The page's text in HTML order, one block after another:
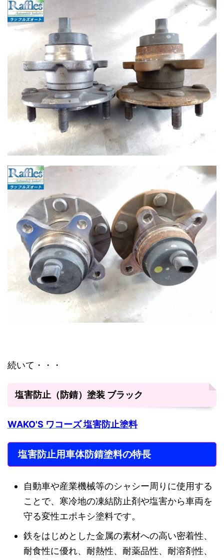
続いて・・・
塩害防止（防錆）塗装 ブラック
WAKO'S ワコーズ 塩害防止塗料
塩害防止用車体防錆塗料の特長
自動車や産業機械等のシャシー周りに使用する
ことで、寒冷地の凍結防止剤や塩害から車両を
守る変性エポキシ塗料です。
鉄をはじめとした金属の素材への高い密着性、
耐食性に優れ、耐熱性、耐薬品性、耐溶剤性、